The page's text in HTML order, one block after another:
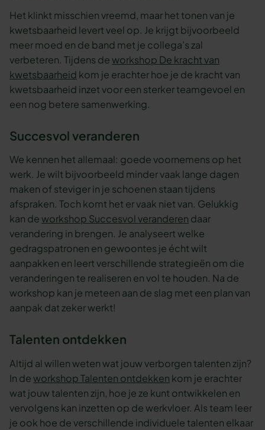
Het klinkt misschien vreemd, maar het tonen van je
kwetsbaarheid levert veel op. Je krijgt bijvoorbeeld
meer moed en de band met je collega’s zal
verbeteren. Tijdens deworkshop De kracht van
kwetsbaarheid kom je erachter hoe je de kracht van
kwetsbaarheid inzet voor een sterker teamgevoel en
een nog betere samenwerking.
Succesvol veranderen
We kennen het allemaal: goede voornemens op het
werk. Je wilt bijvoorbeeld minder vaak lange dagen
maken of steviger in je schoenen staan tijdens
afspraken. Toch komt het er vaak niet van. Gelukkig
kan deworkshop Succesvol veranderen daar
verandering in brengen. Je analyseert welke
gedragspatronen en gewoontes je écht wilt
aanpakken en leert verschillende strategieën om die
veranderingen te realiseren en vol te houden. Na de
workshop kan je meteen aan de slag met een plan van
aanpak dat zeker werkt!
Talenten ontdekken
Altijd al willen weten wat jouw verborgen talenten zijn?
In deworkshop Talenten ontdekken kom je erachter
wat jouw talenten zijn, hoe je ze kunt ontwikkelen en
vervolgens kan inzetten op de werkvloer. Als team leer
je ook hoe de verschillende individuele talenten elkaar